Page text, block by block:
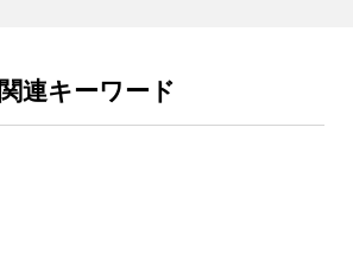
関連キーワード